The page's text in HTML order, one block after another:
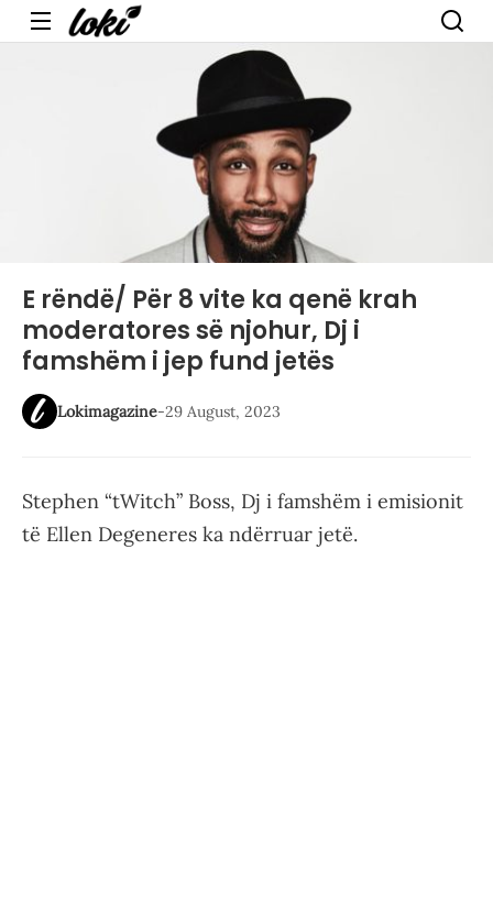
Menu
E rëndë/ Për 8 vite ka qenë krah
moderatores së njohur, Dj i
famshëm i jep fund jetës
Lokimagazine-29 August, 2023
Stephen “tWitch” Boss, Dj i famshëm i emisionit
të Ellen Degeneres ka ndërruar jetë.